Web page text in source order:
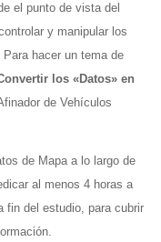
el punto de vista del
y manipular los
hacer un tema de
los «Datos» en
de Vehículos
de Mapa a lo largo de
al menos 4 horas a
fin del estudio, para cubrir